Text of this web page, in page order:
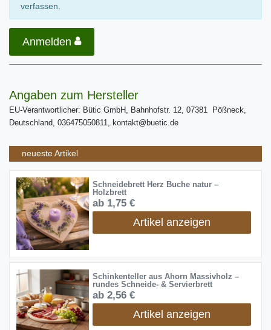
verfassen.
Anmelden
Angaben zum Hersteller
EU-Verantwortlicher: Bütic GmbH, Bahnhofstr. 12, 07381 Pößneck,
Deutschland, 036475050811, kontakt@buetic.de
neueste Artikel
Schneidebrett Herz Buche natur –
Holzbrett
ab 1,75 €
Artikel anzeigen
Schinkenteller aus Ahorn Massivholz –
rundes Schneide- & Servierbrett
ab 2,56 €
Artikel anzeigen